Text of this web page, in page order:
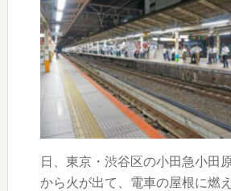
日、東京・渋谷区の小田急小田
から火が出て、電車の屋根に燃